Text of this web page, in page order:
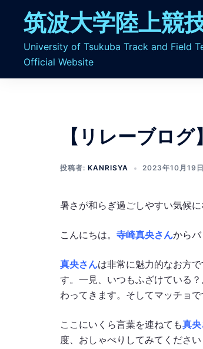
筑波大学陸上競
University of Tsukuba Track and Field
Official Website
【リレーブロ
投稿者: KANRISYA 2023年10月19日
暑さが和らぎ過ごしやすい気候
こんにちは。 寺崎真央さんから
真央さんは非常に魅力的なお方
す。一見、いつもふざけている
わってきます。そしてマッチョで
ここにいくら言葉を連ねても真
度、おしゃべりしてみてください